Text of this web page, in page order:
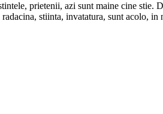
prietenii, azi sunt maine cine stie.
radacina, stiinta, invatatura, sunt acolo,